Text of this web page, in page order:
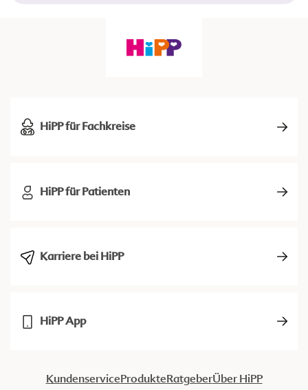
HiPP für Fachkreise
HiPP für Patienten
Karriere bei HiPP
HiPP App
KundenserviceProdukteRatgeberÜber HiPP